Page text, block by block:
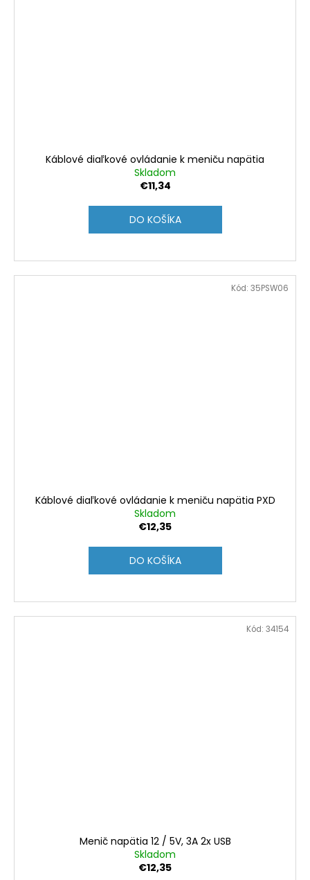
Káblové diaľkové ovládanie k meniču napätia
Skladom
€11,34
DO KOŠÍKA
Káblové diaľkové ovládanie k meniču napätia PXD
Skladom
€12,35
DO KOŠÍKA
Kód: 35PSW06
Menič napätia 12 / 5V, 3A 2x USB
Skladom
€12,35
Kód: 34154